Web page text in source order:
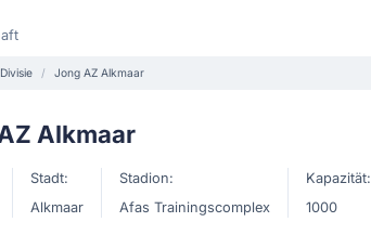
Jong AZ Alkmaar
Alkmaar
Stadt:
Alkmaar
Stadion:
Afas Trainingscomplex
Kapazität:
1000